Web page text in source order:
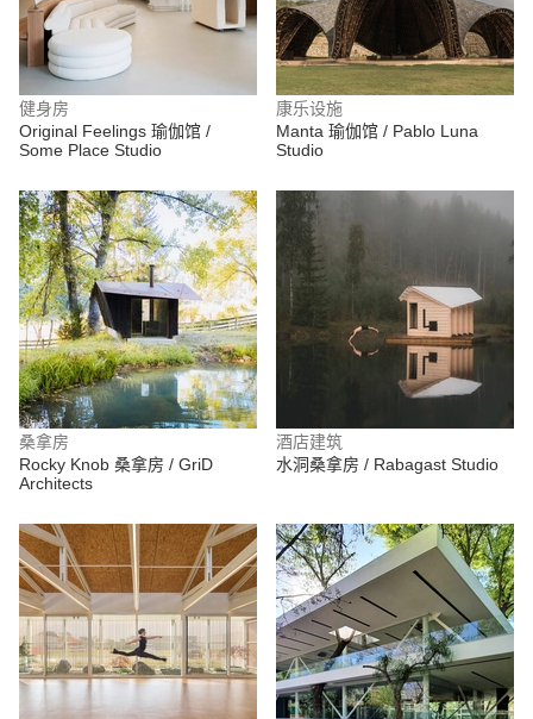
健身房
Original Feelings 瑜伽馆 /
Some Place Studio
康乐设施
Manta 瑜伽馆 / Pablo Luna
Studio
桑拿房
Rocky Knob 桑拿房 / GriD
Architects
酒店建筑
水洞桑拿房 / Rabagast Studio